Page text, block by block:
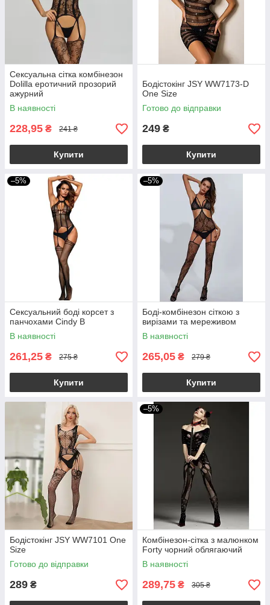
Сексуальна сітка комбінезон
Dolilla еротичний прозорий
ажурний
В наявності
228,95 ₴ 241 ₴
Купити
Бодістокінг JSY WW7173-D
One Size
Готово до відправки
249 ₴
Купити
–5%
Сексуальний боді корсет з
панчохами Cindy B
В наявності
261,25 ₴ 275 ₴
Купити
–5%
Боді-комбінезон сіткою з
вирізами та мереживом
В наявності
265,05 ₴ 279 ₴
Купити
Бодістокінг JSY WW7101 One
Size
Готово до відправки
289 ₴
–5%
Комбінезон-сітка з малюнком
Forty чорний облягаючий
В наявності
289,75 ₴ 305 ₴